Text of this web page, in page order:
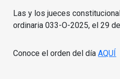
Las y los jueces
ordinaria 033-O-2025, el 29
Conoce el orden del díaAQUÍ